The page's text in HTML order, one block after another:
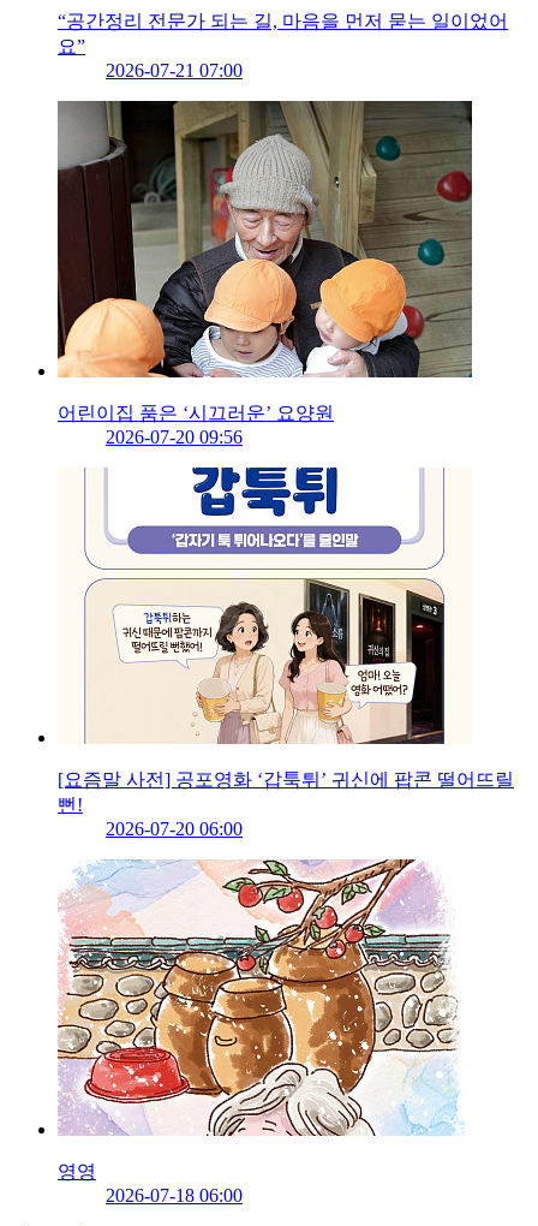
“공간정리 전문가 되는 길, 마음을 먼저 묻는 일이었어
요”
2026-07-21 07:00
어린이집 품은 ‘시끄러운’ 요양원
2026-07-20 09:56
[요즘말 사전] 공포영화 ‘갑툭튀’ 귀신에 팝콘 떨어뜨릴
뻔!
2026-07-20 06:00
영영
2026-07-18 06:00